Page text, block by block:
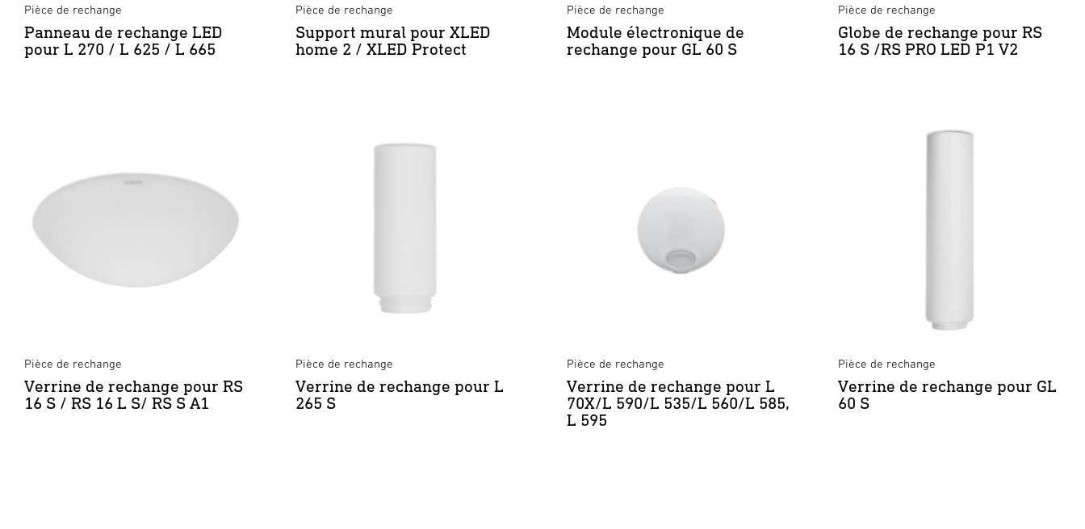
Tube lumineux LED pour GL 60 S ×
Pièce de rechange
Panneau de rechange LED
pour L 270 / L 625 / L 665
Pièce de rechange
Support mural pour XLED
home 2 / XLED Protect
Pièce de rechange
Module électronique de
rechange pour GL 60 S
Pièce de rechange
Globe de rechange pour RS
16 S /RS PRO LED P1 V2
Pièce de rechange
Verrine de rechange pour RS
16 S / RS 16 L S/ RS S A1
Pièce de rechange
Verrine de rechange pour L
265 S
Pièce de rechange
Verrine de rechange pour L
70X/L 590/L 535/L 560/L 585,
L 595
Pièce de rechange
Verrine de rechange pour GL
60 S